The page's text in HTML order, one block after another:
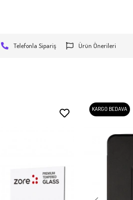
Telefonla Sipariş Ürün Önerileri
KARGO BEDAVA